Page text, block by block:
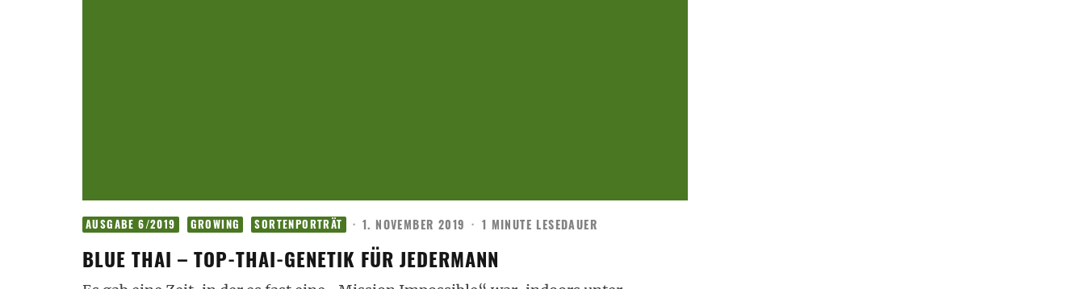
AUSGABE 6/2019 GROWING SORTENPORTRÄT · 1. NOVEMBER 2019 · 1 MINUTE LESEDAUER
BLUE THAI – TOP-THAI-GENETIK FÜR JEDERMANN